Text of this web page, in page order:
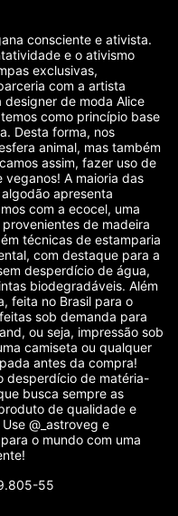
consciente e ativista.
e o ativismo
exclusivas,
com a artista
de moda Alice
como princípio base
Desta forma, nos
animal, mas também
assim, fazer uso de
veganos! A maioria das
apresenta
com a ecocel, uma
de madeira
técnicas de estamparia
com destaque para a
desperdício de água,
biodegradáveis. Além
feita no Brasil para o
sob demanda para
ou seja, impressão sob
camiseta ou qualquer
antes da compra!
desperdício de matéria-
busca sempre as
de qualidade e
@_astroveg e
o mundo com uma
55